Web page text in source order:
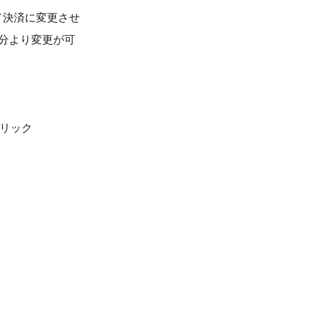
済に変更させ
より変更が可
ック